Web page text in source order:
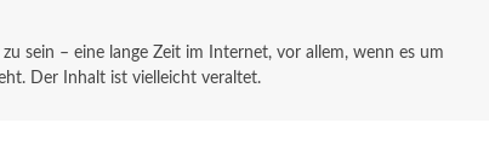
sein – eine lange Zeit im Internet, vor allem, wenn es um
Der Inhalt ist vielleicht veraltet.